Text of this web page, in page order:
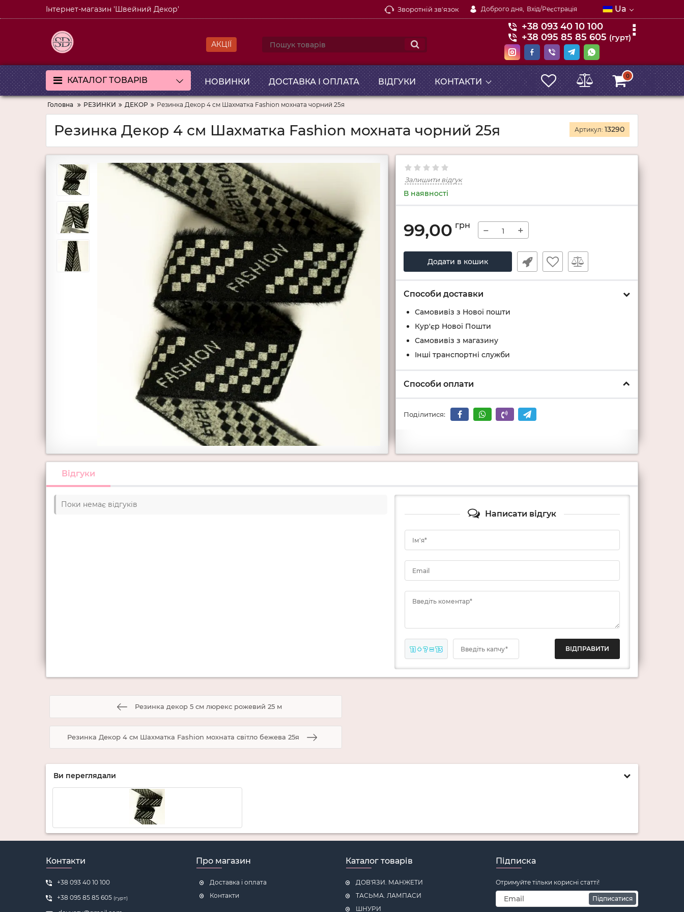
Інтернет-магазин 'Швейний Декор' Зворотній зв'язок Доброго дня, Вхід/Реєстрація Ua
АКЦІЇ
+38 093 40 10 100
+38 095 85 85 605 (гурт)
КАТАЛОГ ТОВАРІВ НОВИНКИ ДОСТАВКА І ОПЛАТА ВІДГУКИ КОНТАКТИ
0
Головна РЕЗИНКИ ДЕКОР Резинка Декор 4 см Шахматка Fashion мохната чорний 25я
Резинка Декор 4 см Шахматка Fashion мохната чорний 25я Артикул: 13290
Залишити відгук
В наявності
99,00 грн − +
Додати в кошик
Способи доставки
Самовивіз з Нової пошти
Кур'єр Нової Пошти
Самовивіз з магазину
Інші транспортні служби
Способи оплати
Поділитися:
Відгуки
Поки немає відгуків
Написати відгук
Ім'я*
Email
Введіть коментар*
11 + ? = 13 Введіть капчу*
Резинка декор 5 см люрекс рожевий 25 м
Резинка Декор 4 см Шахматка Fashion мохната світло бежева 25я
Ви переглядали
Контакти
+38 093 40 10 100
+38 095 85 85 605 (гурт)
Про магазин
Доставка і оплата
Контакти
Каталог товарів
ДОВ'ЯЗИ. МАНЖЕТИ
ТАСЬМА. ЛАМПАСИ
ШНУРИ
Підписка
Отримуйте тільки корисні статті!
Підписатися